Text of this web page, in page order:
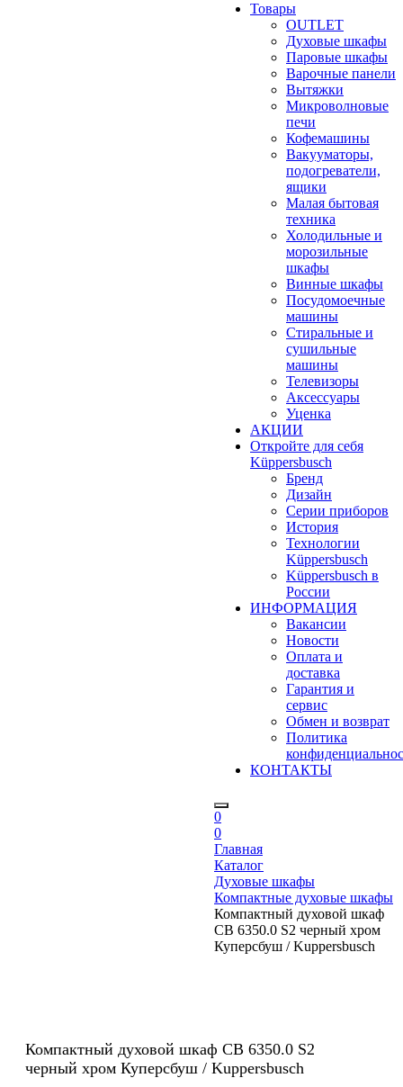
Товары
OUTLET
Духовые шкафы
Паровые шкафы
Варочные панели
Вытяжки
Микроволновые
печи
Кофемашины
Вакууматоры,
подогреватели,
ящики
Малая бытовая
техника
Холодильные и
морозильные
шкафы
Винные шкафы
Посудомоечные
машины
Стиральные и
сушильные
машины
Телевизоры
Аксессуары
Уценка
АКЦИИ
Откройте для себя
Küppersbusch
Бренд
Дизайн
Серии приборов
История
Технологии
Küppersbusch
Küppersbusch в
России
ИНФОРМАЦИЯ
Вакансии
Новости
Оплата и
доставка
Гарантия и
сервис
Обмен и возврат
Политика
КОНТАКТЫ
0
0
Главная
Каталог
Духовые шкафы
Компактные духовые шкафы
Компактный духовой шкаф
CB 6350.0 S2 черный хром
Куперсбуш / Kuppersbusch
Компактный духовой шкаф CB 6350.0 S2
черный хром Куперсбуш / Kuppersbusch